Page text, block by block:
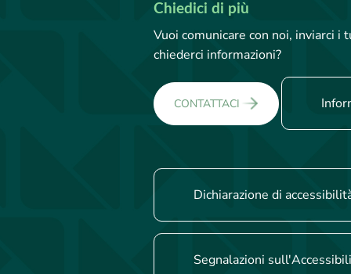
Chiedici di più
Vuoi comunicare con noi, inviarci
chiederci informazioni?
CONTATTACI
Dichiarazione di
Segnalazioni